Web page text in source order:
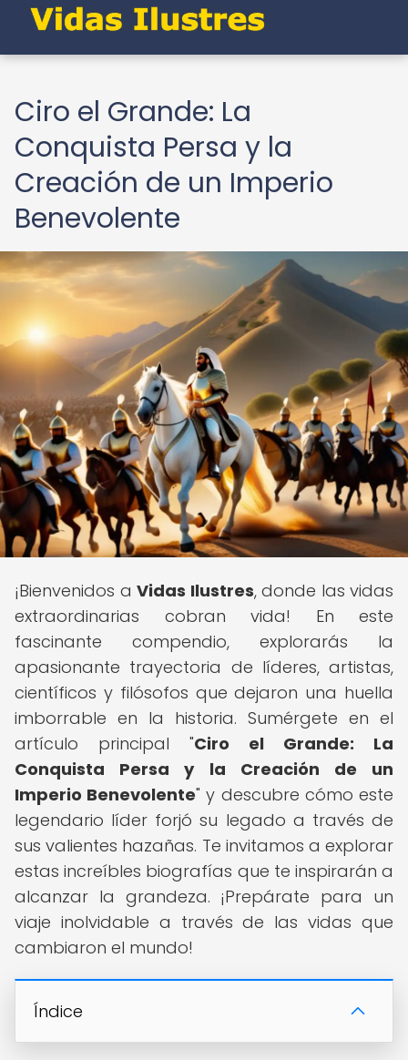
Ciro el Grande: La
Conquista Persa y la
Creación de un Imperio
Benevolente
¡Bienvenidos a Vidas Ilustres, donde las vidas
extraordinarias cobran vida! En este
fascinante compendio, explorarás la
apasionante trayectoria de líderes, artistas,
científicos y filósofos que dejaron una huella
imborrable en la historia. Sumérgete en el
artículo principal "Ciro el Grande: La
Conquista Persa y la Creación de un
Imperio Benevolente" y descubre cómo este
legendario líder forjó su legado a través de
sus valientes hazañas. Te invitamos a explorar
estas increíbles biografías que te inspirarán a
alcanzar la grandeza. ¡Prepárate para un
viaje inolvidable a través de las vidas que
cambiaron el mundo!
Índice